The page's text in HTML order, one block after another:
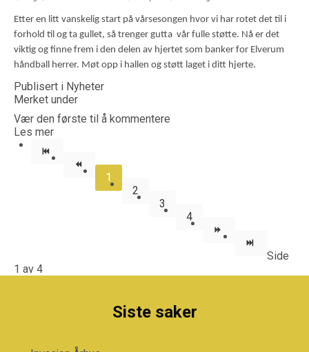
Etter en litt vanskelig start på vårsesongen hvor vi har rotet det til i
forhold til og ta gullet, så trenger gutta vår fulle støtte. Nå er det
viktig og finne frem i den delen av hjertet som banker for Elverum
håndball herrer. Møt opp i hallen og støtt laget i ditt hjerte.
Publisert i Nyheter
Merket under
Vær den første til å kommentere
Les mer
1
2
3
4
Side
1 av 4
Siste saker